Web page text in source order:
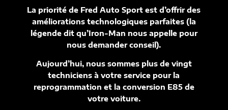
La priorité de Fred Auto Sport est d’offrir des
améliorations technologiques parfaites (la
légende dit qu’Iron-Man nous appelle pour
nous demander conseil).
Aujourd’hui, nous sommes plus de vingt
techniciens à votre service pour la
reprogrammation et la conversion E85 de
votre voiture.